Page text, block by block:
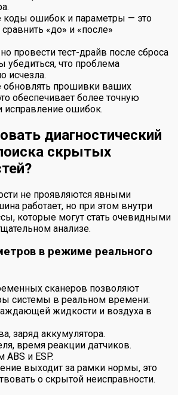
коды ошибок и параметры — это
«до» и «после»
провести тест-драйв после сброса
убедиться, что проблема
исчезла.
обновлять прошивки ваших
обеспечивает более точную
исправление ошибок.
диагностический
скрытых
не проявляются явными
работает, но при этом внутри
которые могут стать очевидными
анализе.
в режиме реального
сканеров позволяют
системы в реальном времени:
жидкости и воздуха в
заряд аккумулятора.
время реакции датчиков.
ABS и ESP.
выходит за рамки нормы, это
о скрытой неисправности.